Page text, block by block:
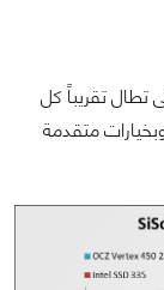
تطال تقريباً كل
متقدمة